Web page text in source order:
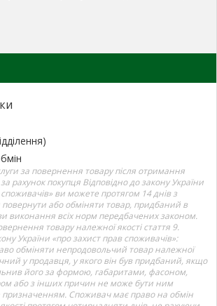
за повернення товару після отримання
рахунок покупця Відповідно до закону України
ви можете протягом 14 днів з
або обміняти товар, придбаний в
виконання всіх норм передбачених законом.
товару належної якості стаття 9.
України «про захист прав споживачів»:
обміняти непродовольчий товар належної
у продавця, у якого він був придбаний, якщо
його за формою, габаритами, фасоном,
або з інших причин не може бути ним
призначенням. Споживач має право на обмін